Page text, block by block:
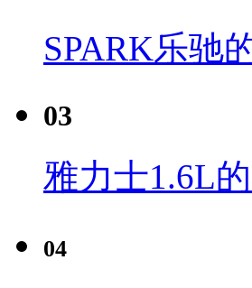
SPARK乐驰
03
雅力士1.6L
04